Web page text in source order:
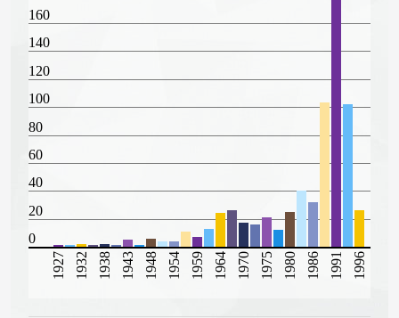
160
140
120
100
80
60
40
20
0
1927 1932 1938 1943 1948 1954 1959 1964 1970 1975 1980 1986 1991 1996